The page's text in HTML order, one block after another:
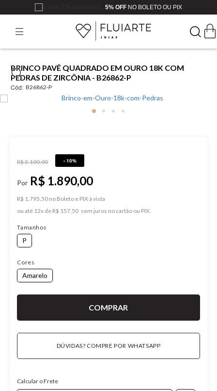
5% OFF NO BOLETO OU PIX
BRINCO PAVÊ QUADRADO EM OURO 18K COM
PEDRAS DE ZIRCÔNIA - B26862-P
Cód: B26862-P
R$ 2.100,00 - 10%
R$ 1.890,00
R$ 1.795,50 no Boleto e PIX
ou
12x de R$ 157,50
Tamanhos
P
Cores
Amarelo
DÚVIDAS? COMPRE POR WHATSAPP
Calcular o Frete